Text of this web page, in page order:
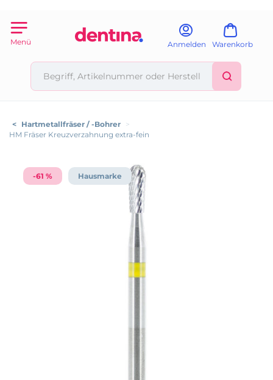
Menü Anmelden Warenkorb
< Hartmetallfräser / -Bohrer >
HM Fräser Kreuzverzahnung extra-fein
-61 % Hausmarke